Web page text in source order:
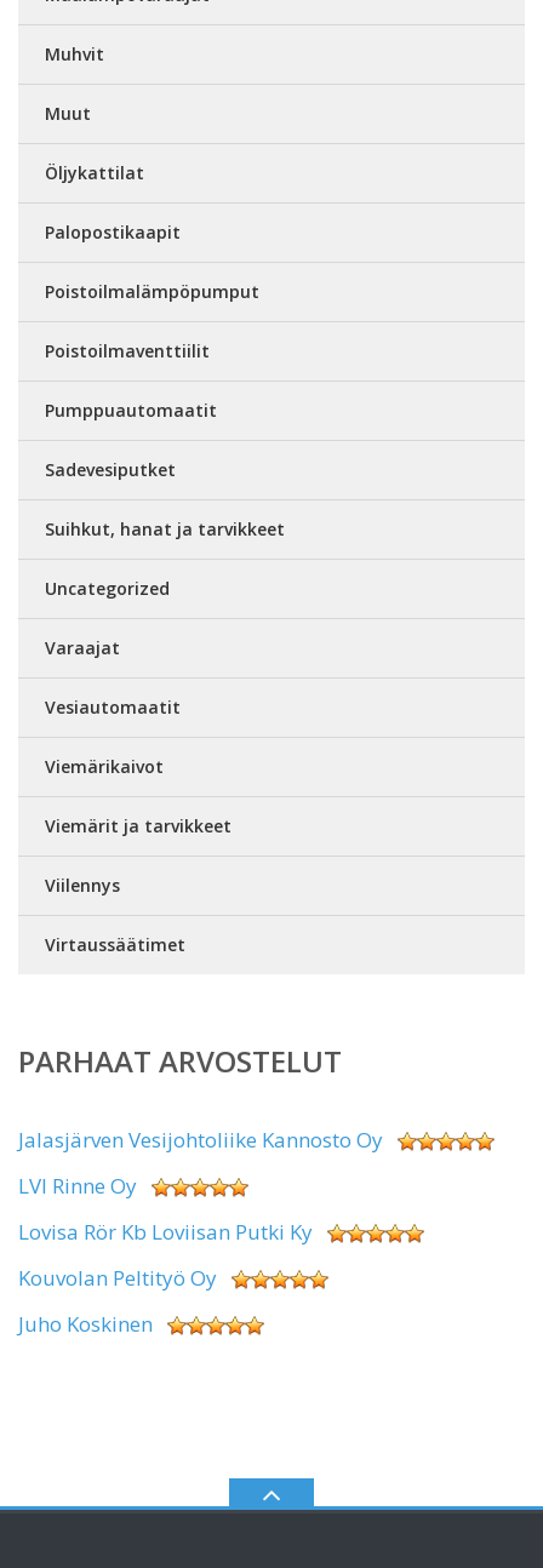
Muhvit
Muut
Öljykattilat
Palopostikaapit
Poistoilmalämpöpumput
Poistoilmaventtiilit
Pumppuautomaatit
Sadevesiputket
Suihkut, hanat ja tarvikkeet
Uncategorized
Varaajat
Vesiautomaatit
Viemärikaivot
Viemärit ja tarvikkeet
Viilennys
Virtaussäätimet
PARHAAT ARVOSTELUT
Jalasjärven Vesijohtoliike Kannosto Oy
LVI Rinne Oy
Lovisa Rör Kb Loviisan Putki Ky
Kouvolan Peltityö Oy
Juho Koskinen